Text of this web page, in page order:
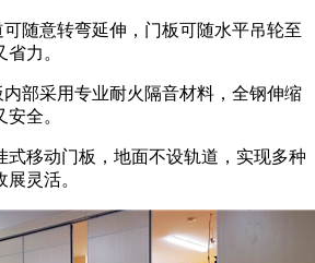
随意转弯延伸，门板可随水平吊轮至
力。
部采用专业耐火隔音材料，全钢伸缩
全。
式移动门板，地面不设轨道，实现多种
灵活。